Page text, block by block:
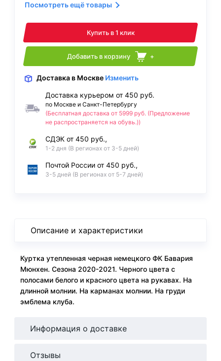
Посмотреть ещё товары
Купить в 1 клик
Добавить в корзину +
Доставка в Москве Изменить
Доставка курьером от 450 руб.
по Москве и Санкт-Петербургу
(Бесплатная доставка от 5999 руб. (Предложение
не распространяется на обувь.))
СДЭК от 450 руб.,
1-2 дня (В регионах от 3-5 дней)
Почтой России от 450 руб.,
3-5 дней (В регионах от 5-7 дней)
Описание и характеристики
Куртка утепленная черная немецкого ФК Бавария
Мюнхен. Сезона 2020-2021. Черного цвета с
полосами белого и красного цвета на рукавах. На
длинной молнии. На карманах молнии. На груди
эмблема клуба.
Информация о доставке
Отзывы